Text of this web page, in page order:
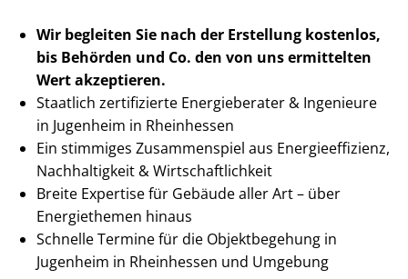
Wir begleiten Sie nach der Erstellung kostenlos,
bis Behörden und Co. den von uns ermittelten
Wert akzeptieren.
Staatlich zertifizierte Energieberater & Ingenieure
in Jugenheim in Rheinhessen
Ein stimmiges Zusammenspiel aus En­er­gie­ef­fi­zi­enz,
Nachhaltigkeit & Wirt­schaft­lich­keit
Breite Expertise für Gebäude aller Art – über
Energiethemen hinaus
Schnelle Termine für die Objektbegehung in
Jugenheim in Rheinhessen und Umgebung